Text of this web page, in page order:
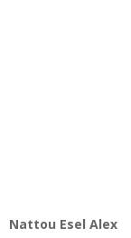
Nattou Esel Alex